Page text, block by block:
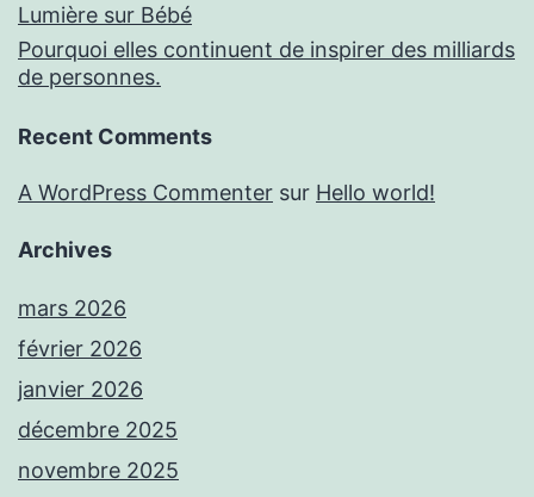
Lumière sur Bébé
Pourquoi elles continuent de inspirer des milliards
de personnes.
Recent Comments
A WordPress Commenter sur Hello world!
Archives
mars 2026
février 2026
janvier 2026
décembre 2025
novembre 2025